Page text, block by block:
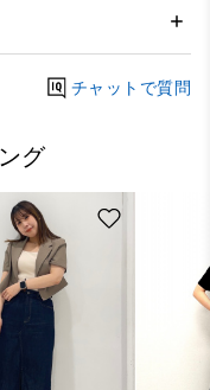
チャットで質問
グ